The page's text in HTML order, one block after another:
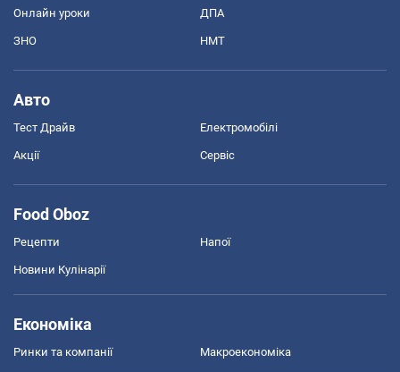
Онлайн уроки ДПА
ЗНО НМТ
Авто
Тест Драйв Електромобілі
Акції Сервіс
Food Oboz
Рецепти Напої
Новини Кулінарії
Економіка
Ринки та компанії Макроекономіка